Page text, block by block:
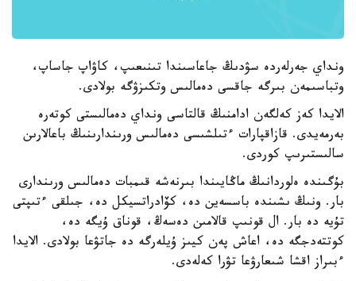
ونداي جەرلەردە سۋدىڭ جاعاسىندا تىنىعىپ، كاۋاپ جاساپ،
وتباسىمەن بىرگە جاقسى دەمالىس وتكىزۋگە بولادى.
الايدا كەز كەلگەن ادامنىڭ قالتاسى ونداي دەمالىستى كوتەرە
بەرمەيدى. قازاقپارات ءتىلشىسى دەمالىس ورىندارىنىڭ باعالارىن
سالىستىرىپ كوردى.
بۇگىندە ەلوردانىڭ ماڭايىندا بىرنەشە قىمبات دەمالىس ورىندارى
بار. ونىڭ ىشىندە باسسەين دە، كۆادراتسيكل دە، جىلقى ءتىپتى
تۇيە دە بار. ال قونىپ قالامىن دەسەڭ، قوناق ۇيگە دە،
كوتتەدجگە دە، اعاش پەن كيىز ۇيلەرگە دە جاتۋعا بولادى. الايدا
ءبىراز اقشا شىعارۋعا تۋرا كەلەدى.